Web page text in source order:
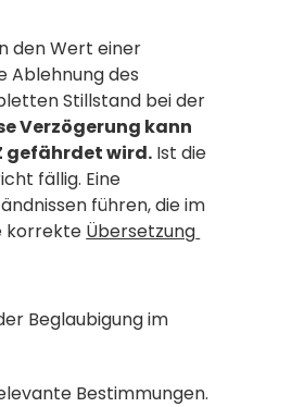
den Wert einer
Ablehnung des
Stillstand bei der
Verzögerung kann
gefährdet wird. Ist die
fällig. Eine
führen, die im
korrekte Übersetzung
Beglaubigung im
Bestimmungen.